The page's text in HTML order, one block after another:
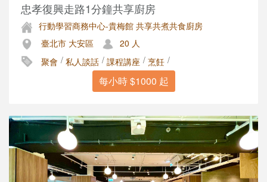
忠孝復興走路1分鐘共享廚房
行動學習商務中心-貴梅館 共享共煮共食廚房
臺北市 大安區
20 人
聚會 / 私人談話 / 課程講座 / 烹飪 /
每小時 $1000 起